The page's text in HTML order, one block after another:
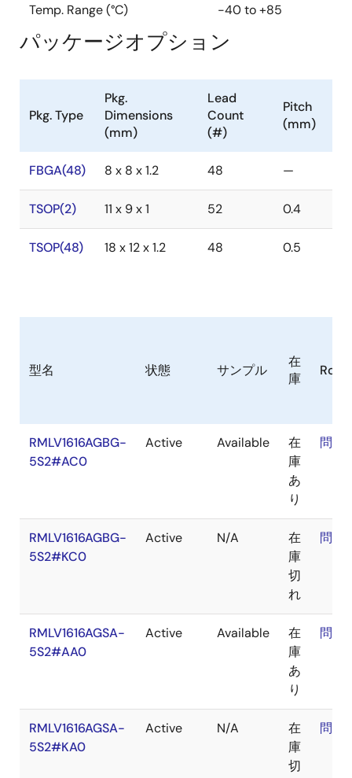
Temp. Range (°C) -40 to +85
パッケージオプション
Pkg. Type
Pkg.
Dimensions
(mm)
Lead
Count
(#)
Pitch
(mm)
FBGA(48) 8 x 8 x 1.2 48 —
TSOP(2) 11 x 9 x 1 52 0.4
TSOP(48) 18 x 12 x 1.2 48 0.5
型名 状態 サンプル
在
庫
RoHS
RMLV1616AGBG-
5S2#AC0
Active Available
在
庫
あ
り
問合
RMLV1616AGBG-
5S2#KC0
Active N/A
在
庫
切
れ
問合
RMLV1616AGSA-
5S2#AA0
Active Available
在
庫
あ
り
問合
RMLV1616AGSA-
5S2#KA0
Active N/A
在
庫
切
問合